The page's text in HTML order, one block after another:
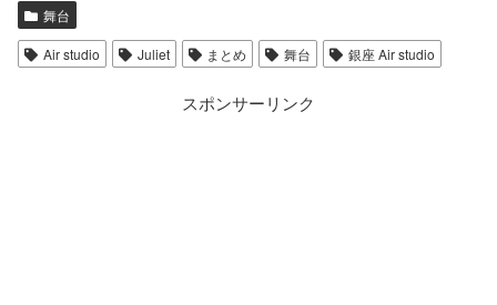
舞台
Air studio Juliet まとめ 舞台 銀座 Air studio
スポンサーリンク